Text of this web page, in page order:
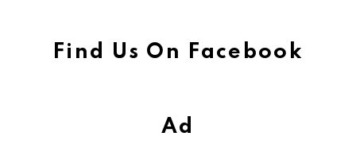
Find Us On Facebook
Ad